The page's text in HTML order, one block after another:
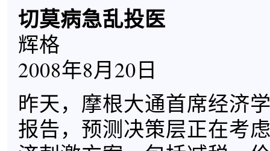
切莫病急乱投医
辉格
2008年8月20日
昨天，摩根大通首席经济
报告，预测决策层正在考